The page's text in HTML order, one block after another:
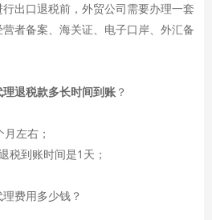
出口退税前，外贸公司需要办理一套
者备案、海关证、电子口岸、外汇备
退税款多长时间到账 ？
左右；
税到账时间是1天；
费用多少钱？